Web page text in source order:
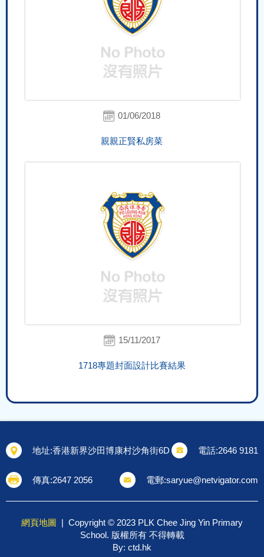
01/06/2018
親親正賢私房菜
15/11/2017
1718專題封面設計比賽結果
地址:香港新界沙田博康村沙角街6D 電話:2646 9181
傳真:2647 2056 電郵:saryue@netvigator.com
網頁地圖 | Copyright © 2023 PLK Chee Jing Yin Primary
School. 版權所有 不得轉載
By: ctd.hk